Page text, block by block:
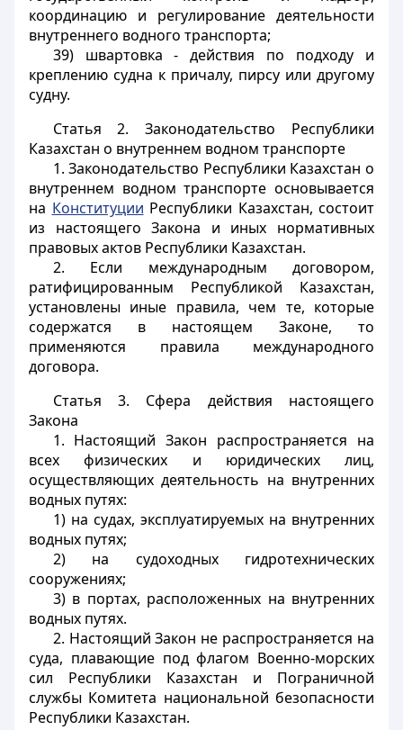
координацию и регулирование деятельности
внутреннего водного транспорта;
39) швартовка - действия по подходу и
креплению судна к причалу, пирсу или другому
судну.
Статья 2. Законодательство Республики
Казахстан о внутреннем водном транспорте
1. Законодательство Республики Казахстан о
внутреннем водном транспорте основывается
на Конституции Республики Казахстан, состоит
из настоящего Закона и иных нормативных
правовых актов Республики Казахстан.
2. Если международным договором,
ратифицированным Республикой Казахстан,
установлены иные правила, чем те, которые
содержатся в настоящем Законе, то
применяются правила международного
договора.
Статья 3. Сфера действия настоящего
Закона
1. Настоящий Закон распространяется на
всех физических и юридических лиц,
осуществляющих деятельность на внутренних
водных путях:
1) на судах, эксплуатируемых на внутренних
водных путях;
2) на судоходных гидротехнических
сооружениях;
3) в портах, расположенных на внутренних
водных путях.
2. Настоящий Закон не распространяется на
суда, плавающие под флагом Военно-морских
сил Республики Казахстан и Пограничной
службы Комитета национальной безопасности
Республики Казахстан.